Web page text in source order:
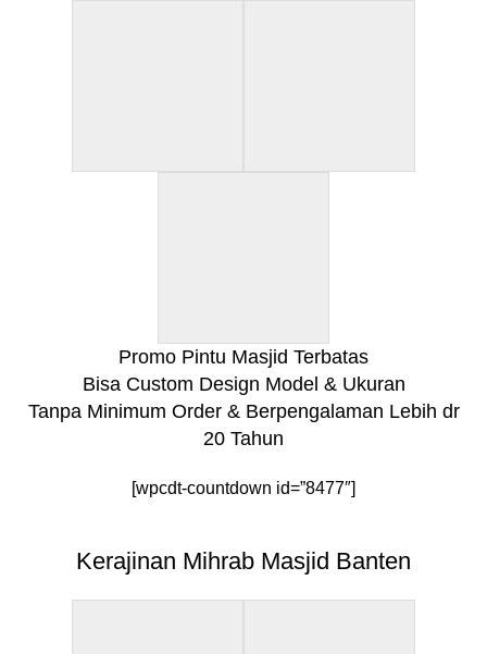
Promo Pintu Masjid Terbatas
Bisa Custom Design Model & Ukuran
Tanpa Minimum Order & Berpengalaman Lebih dr
20 Tahun
[wpcdt-countdown id=”8477″]
Kerajinan Mihrab Masjid Banten